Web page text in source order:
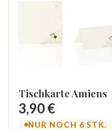
Tischkarte Amiens
3,90 €
NUR NOCH 6 STK.